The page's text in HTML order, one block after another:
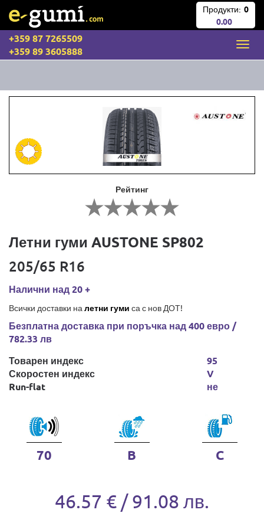
Продукти: 0
0.00
+359 87 7265509
+359 89 3605888
Рейтинг
Летни гуми AUSTONE SP802
205/65 R16
Налични над 20 +
Всички доставки на летни гуми са с нов ДОТ!
Безплатна доставка при поръчка над 400 евро /
782.33 лв
Товарен индекс
Скоростен индекс
Run-flat
95
V
не
70 B C
46.57 € / 91.08 лв.